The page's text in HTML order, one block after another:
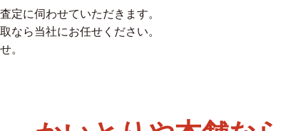
定に伺わせていただきます。
なら当社にお任せください。
。